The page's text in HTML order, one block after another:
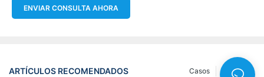
ENVIAR CONSULTA AHORA
ARTÍCULOS RECOMENDADOS Noticias
Casos